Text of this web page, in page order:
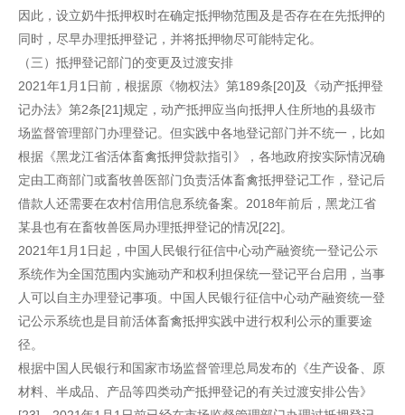
因此，设立奶牛抵押权时在确定抵押物范围及是否存在在先抵押的
同时，尽早办理抵押登记，并将抵押物尽可能特定化。
（三）抵押登记部门的变更及过渡安排
2021年1月1日前，根据原《物权法》第189条[20]及《动产抵押登
记办法》第2条[21]规定，动产抵押应当向抵押人住所地的县级市
场监督管理部门办理登记。但实践中各地登记部门并不统一，比如
根据《黑龙江省活体畜禽抵押贷款指引》，各地政府按实际情况确
定由工商部门或畜牧兽医部门负责活体畜禽抵押登记工作，登记后
借款人还需要在农村信用信息系统备案。2018年前后，黑龙江省
某县也有在畜牧兽医局办理抵押登记的情况[22]。
2021年1月1日起，中国人民银行征信中心动产融资统一登记公示
系统作为全国范围内实施动产和权利担保统一登记平台启用，当事
人可以自主办理登记事项。中国人民银行征信中心动产融资统一登
记公示系统也是目前活体畜禽抵押实践中进行权利公示的重要途
径。
根据中国人民银行和国家市场监督管理总局发布的《生产设备、原
材料、半成品、产品等四类动产抵押登记的有关过渡安排公告》